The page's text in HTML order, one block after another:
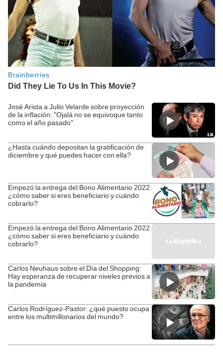
José Arista a Julio Velarde sobre proyección
de la inflación: "Ojalá no se equivoque tanto
como el año pasado"
¿Hasta cuándo depositan la gratificación de
diciembre y qué puedes hacer con ella?
Empezó la entrega del Bono Alimentario 2022:
¿cómo saber si eres beneficiario y cuándo
cobrarlo?
Empezó la entrega del Bono Alimentario 2022:
¿cómo saber si eres beneficiario y cuándo
cobrarlo?
Carlos Neuhaus sobre el Día del Shopping:
Hay esperanza de recuperar niveles previos a
la pandemia
Carlos Rodríguez-Pastor: ¿qué puesto ocupa
entre los multimillonarios del mundo?